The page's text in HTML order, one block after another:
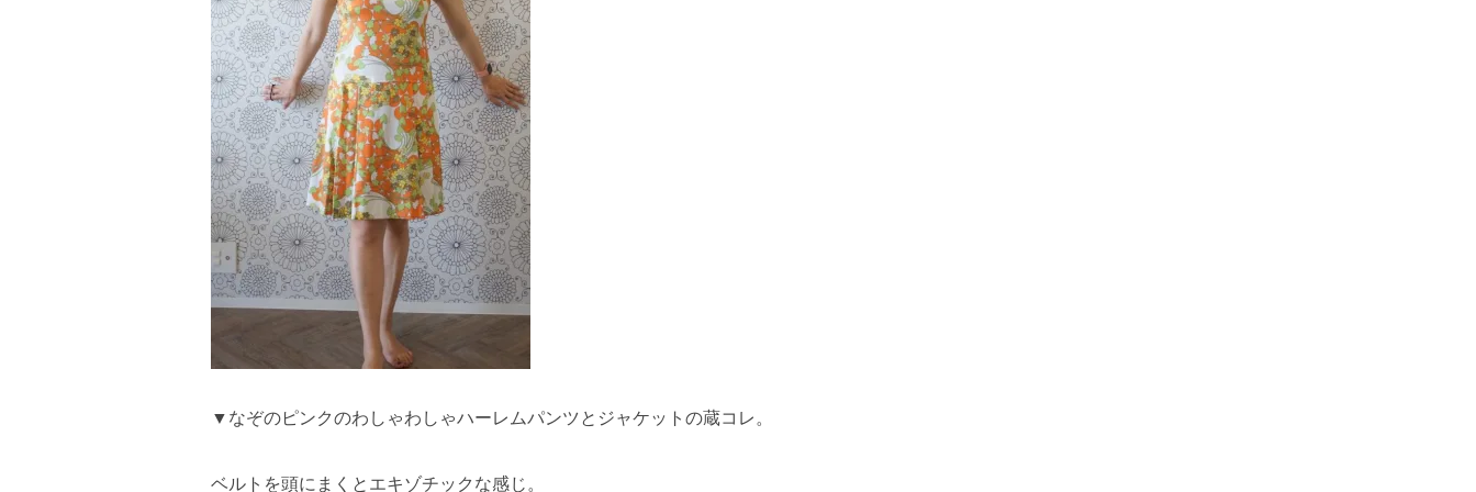
▼なぞのピンクのわしゃわしゃハーレムパンツとジャケットの蔵コレ。
ベルトを頭にまくとエキゾチックな感じ。